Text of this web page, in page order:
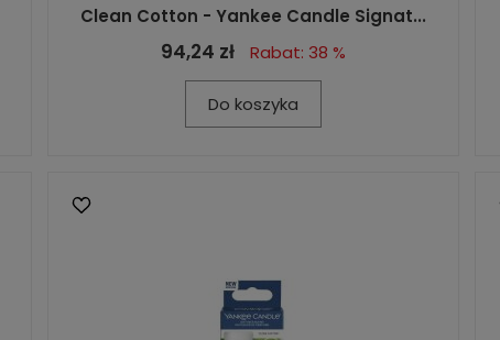
Clean Cotton - Yankee Candle Signat...
94,24 zł Rabat: 38 %
Do koszyka